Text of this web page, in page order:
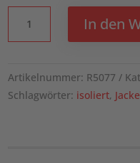
isolierte
Menge
In den
Artikelnummer: R5077
Schlagwörter: isoliert, Jacke